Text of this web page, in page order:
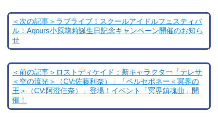
＜次の記事＞ラブライブ！スクールアイドルフェスティバ
ル：Aqours小原鞠莉誕生日記念キャンペーン開催のお知ら
せ
＜前の記事＞ロストディケイド：新キャラクター「テレサ
＜空の流光＞（CV:佐藤利奈）」「ペルセポネー＜冥界の
王＞（CV:阿澄佳奈）」登場！イベント「冥界鎮魂曲」開
催！